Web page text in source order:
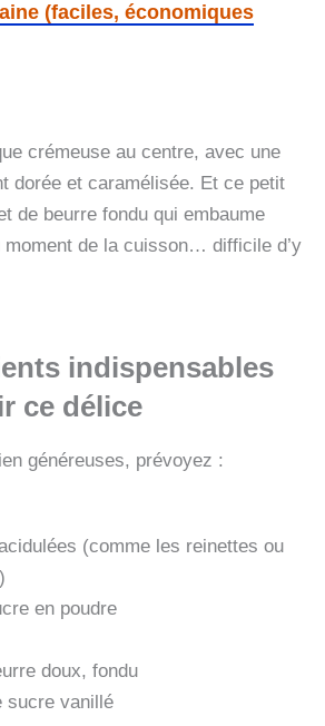
(faciles, économiques
crémeuse au centre, avec une
dorée et caramélisée. Et ce petit
de beurre fondu qui embaume
de la cuisson… difficile d’y
indispensables
ce délice
généreuses, prévoyez :
(comme les reinettes ou
en poudre
doux, fondu
sucre vanillé